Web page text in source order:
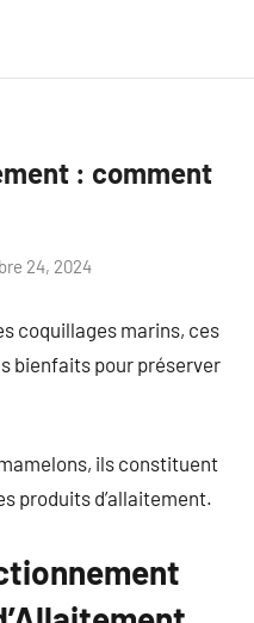
: comment
24, 2024
coquillages marins, ces
bienfaits pour préserver
ils constituent
produits d’allaitement.